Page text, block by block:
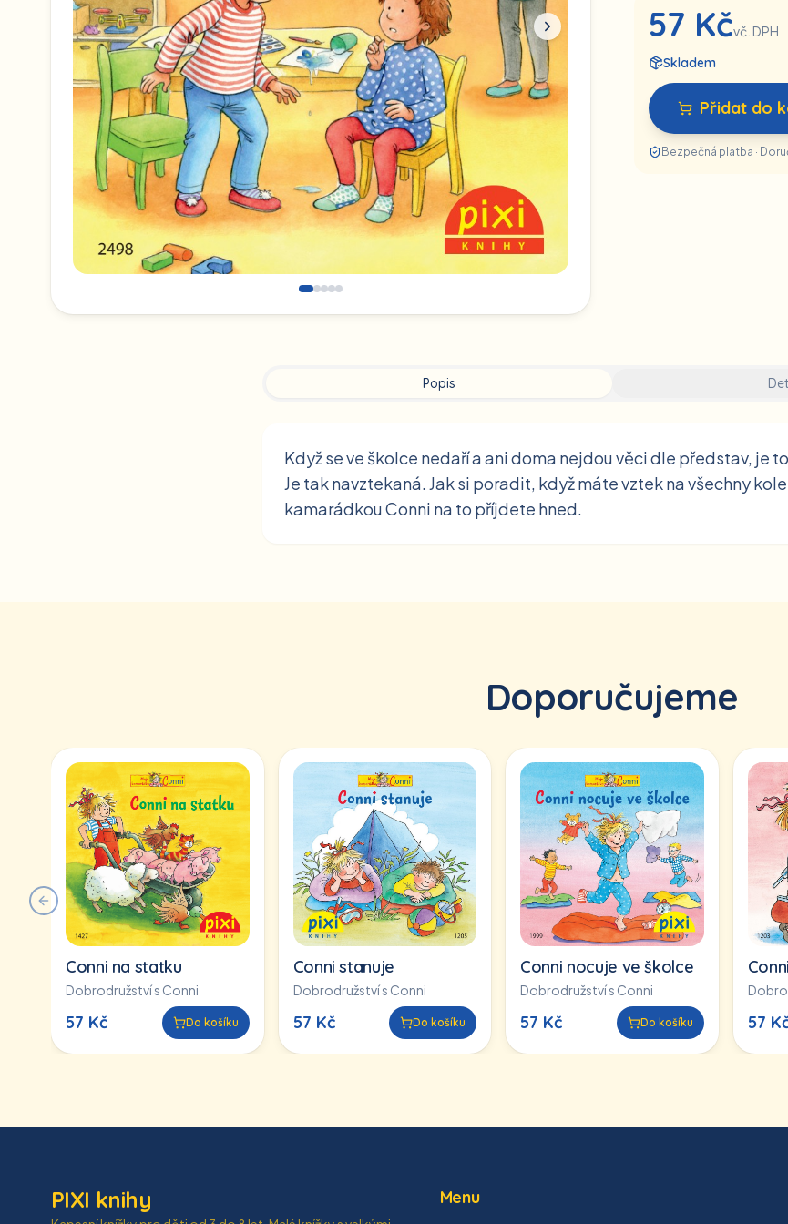
57 Kčvč. DPH
Skladem
Přidat do
Bezpečná platba ·
Popis
Když se ve školce nedaří a ani doma nejdou věci dle představ, je
Je tak navztekaná. Jak si poradit, když máte vztek na všechny
kamarádkou Conni na to příjdete hned.
Doporučujeme
Conni na statku
Dobrodružství s Conni
57 Kč Do košíku
Conni stanuje
Dobrodružství s Conni
57 Kč Do košíku
Conni nocuje ve školce
Dobrodružství s Conni
57 Kč Do košíku 57
Previous slide
PIXI knihy Menu